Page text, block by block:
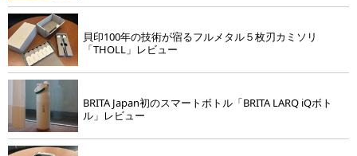
貝印100年の技術が宿るフルメタル５枚刃カミソリ
「THOLL」レビュー
BRITA Japan初のスマートボトル「BRITA LARQ iQボト
ル」レビュー